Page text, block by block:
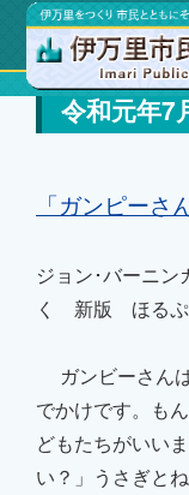
令和元年7
「ガンピーさ
ジョン･バーニ
く
新版 ほる
ガンビーさん
でかけです。も
どもたちがいいま
い？」うさぎと